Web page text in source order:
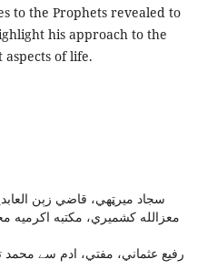
to the Prophets revealed to
his approach to the
of life.
سجاد ميرټهي، قاضي زېن
معزالله کشميري، مکتبه اکرميه